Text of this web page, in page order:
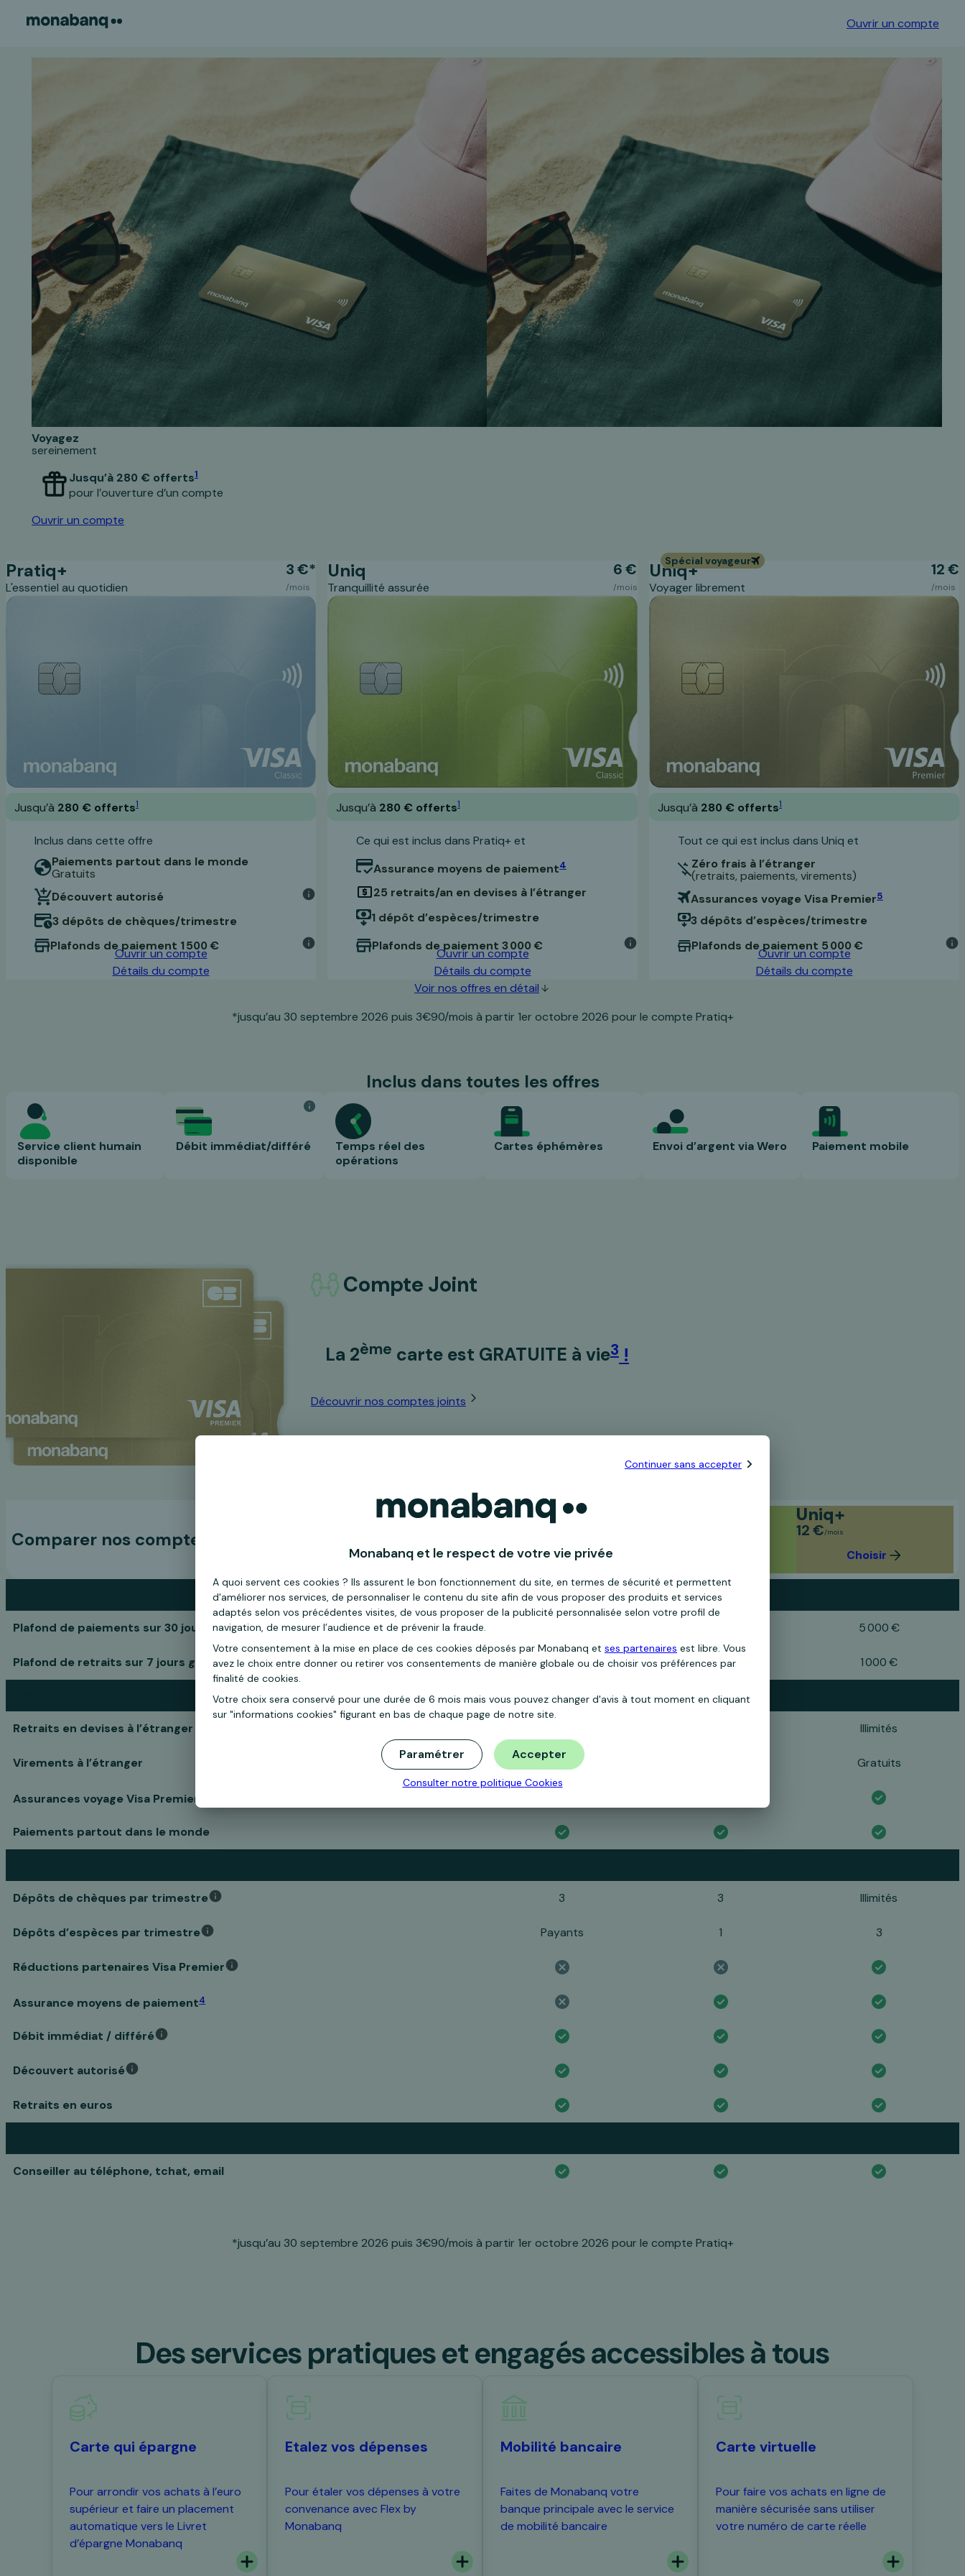
Ouvrir un compte
Voyagez
sereinement
Ouvrir un compte
Jusqu’à 280 € offerts1
pour l’ouverture d’un compte
Pratiq+
L'essentiel au quotidien
3 €*
/mois
Jusqu’à 280 € offerts1
Inclus dans cette offre
Paiements partout dans le monde
Gratuits
Découvert autorisé
3 dépôts de chèques/trimestre
Plafonds de paiement 1 500 €
Ouvrir un compte
Détails du compte
Uniq
Tranquillité assurée
6 €
/mois
Jusqu’à 280 € offerts1
Ce qui est inclus dans Pratiq+ et
Assurance moyens de paiement4
25 retraits/an en devises à l’étranger
1 dépôt d’espèces/trimestre
Plafonds de paiement 3 000 €
Ouvrir un compte
Détails du compte
Spécial voyageur
Uniq+
Voyager librement
12 €
/mois
Jusqu’à 280 € offerts1
Tout ce qui est inclus dans Uniq et
Zéro frais à l’étranger
(retraits, paiements, virements)
Assurances voyage Visa Premier5
3 dépôts d’espèces/trimestre
Plafonds de paiement 5 000 €
Ouvrir un compte
Détails du compte
Voir nos offres en détail
*jusqu’au 30 septembre 2026 puis 3€90/mois à partir 1er octobre 2026 pour le compte Pratiq+
Inclus dans toutes les offres
Service client humain
disponible
Débit immédiat/différé
Temps réel des
opérations
Cartes éphémères Envoi d’argent via Wero Paiement mobile
Compte Joint
La 2ème carte est GRATUITE à vie3!
Découvrir nos comptes joints
Comparer nos comptes
Pratiq+
Choisir
Uniq+
12 €/mois
Choisir
Plafond de paiements sur 30 jours glissants 5 000 €
Plafond de retraits sur 7 jours glissants 500 € 700 € 1 000 €
Retraits en devises à l’étranger Illimités
Virements à l’étranger Payants Gratuits
Assurances voyage Visa Premier
Paiements partout dans le monde
Dépôts de chèques par trimestre 3 3 Illimités
Dépôts d’espèces par trimestre Payants 1 3
Réductions partenaires Visa Premier
Assurance moyens de paiement4
Débit immédiat / différé
Découvert autorisé
Retraits en euros
Conseiller au téléphone, tchat, email
*jusqu’au 30 septembre 2026 puis 3€90/mois à partir 1er octobre 2026 pour le compte Pratiq+
Des services pratiques et engagés accessibles à tous
Carte qui épargne
Pour arrondir vos achats à l’euro
supérieur et faire un placement
automatique vers le Livret
d’épargne Monabanq
Etalez vos dépenses
Pour étaler vos dépenses à votre
convenance avec Flex by
Monabanq
Mobilité bancaire
Faites de Monabanq votre
banque principale avec le service
de mobilité bancaire
Carte virtuelle
Pour faire vos achats en ligne de
manière sécurisée sans utiliser
votre numéro de carte réelle
Continuer sans accepter
Monabanq et le respect de votre vie privée
A quoi servent ces cookies ? Ils assurent le bon fonctionnement du site, en termes de sécurité et permettent
d'améliorer nos services, de personnaliser le contenu du site afin de vous proposer des produits et services
adaptés selon vos précédentes visites, de vous proposer de la publicité personnalisée selon votre profil de
navigation, de mesurer l’audience et de prévenir la fraude.
Votre consentement à la mise en place de ces cookies déposés par Monabanq et ses partenaires est libre. Vous
avez le choix entre donner ou retirer vos consentements de manière globale ou de choisir vos préférences par
finalité de cookies.
Votre choix sera conservé pour une durée de 6 mois mais vous pouvez changer d'avis à tout moment en cliquant
sur "informations cookies" figurant en bas de chaque page de notre site.
Accepter
Paramétrer
Consulter notre politique Cookies